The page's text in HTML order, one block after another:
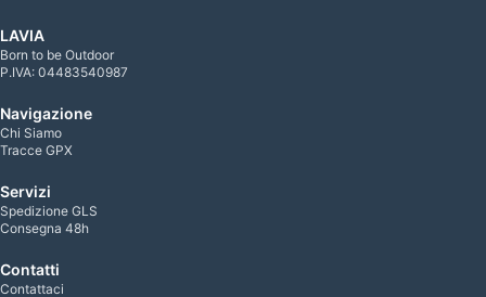
LAVIA
Born to be Outdoor
P.IVA: 04483540987
Navigazione
Chi Siamo
Tracce GPX
Servizi
Spedizione GLS
Consegna 48h
Contatti
Contattaci